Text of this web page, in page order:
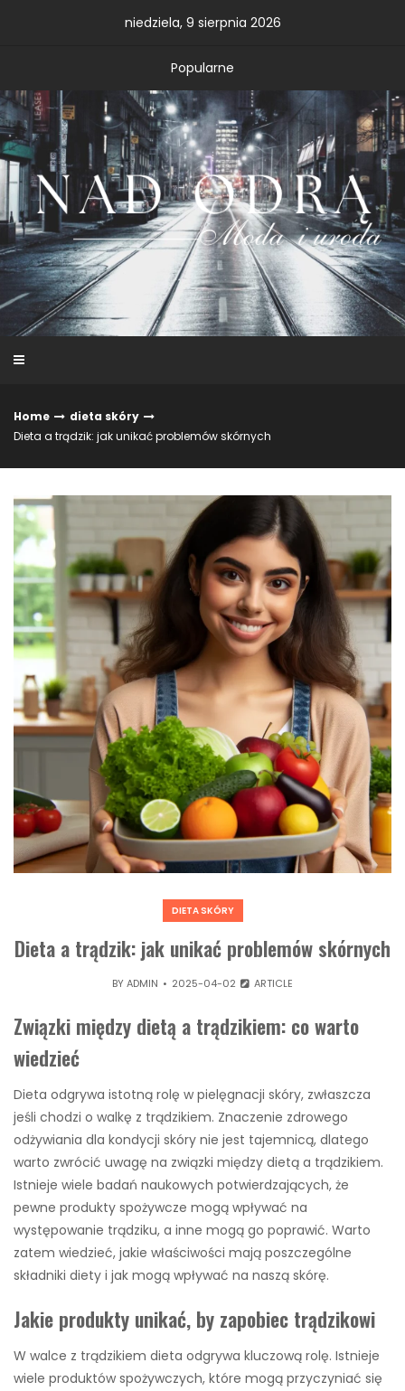
niedziela, 9 sierpnia 2026
Popularne
Home
dieta skóry
Dieta a trądzik: jak unikać problemów skórnych
DIETA SKÓRY
Dieta a trądzik: jak unikać problemów skórnych
BYADMIN 2025-04-02 ARTICLE
Związki między dietą a trądzikiem: co warto
wiedzieć
Dieta odgrywa istotną rolę w pielęgnacji skóry, zwłaszcza
jeśli chodzi o walkę z trądzikiem. Znaczenie zdrowego
odżywiania dla kondycji skóry nie jest tajemnicą, dlatego
warto zwrócić uwagę na związki między dietą a trądzikiem.
Istnieje wiele badań naukowych potwierdzających, że
pewne produkty spożywcze mogą wpływać na
występowanie trądziku, a inne mogą go poprawić. Warto
zatem wiedzieć, jakie właściwości mają poszczególne
składniki diety i jak mogą wpływać na naszą skórę.
Jakie produkty unikać, by zapobiec trądzikowi
W walce z trądzikiem dieta odgrywa kluczową rolę. Istnieje
wiele produktów spożywczych, które mogą przyczyniać się